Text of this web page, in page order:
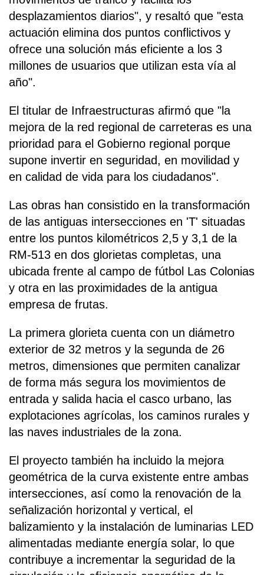
desplazamientos diarios", y resaltó que "esta
actuación elimina dos puntos conflictivos y
ofrece una solución más eficiente a los 3
millones de usuarios que utilizan esta vía al
año".
El titular de Infraestructuras afirmó que "la
mejora de la red regional de carreteras es una
prioridad para el Gobierno regional porque
supone invertir en seguridad, en movilidad y
en calidad de vida para los ciudadanos".
Las obras han consistido en la transformación
de las antiguas intersecciones en 'T' situadas
entre los puntos kilométricos 2,5 y 3,1 de la
RM-513 en dos glorietas completas, una
ubicada frente al campo de fútbol Las Colonias
y otra en las proximidades de la antigua
empresa de frutas.
La primera glorieta cuenta con un diámetro
exterior de 32 metros y la segunda de 26
metros, dimensiones que permiten canalizar
de forma más segura los movimientos de
entrada y salida hacia el casco urbano, las
explotaciones agrícolas, los caminos rurales y
las naves industriales de la zona.
El proyecto también ha incluido la mejora
geométrica de la curva existente entre ambas
intersecciones, así como la renovación de la
señalización horizontal y vertical, el
balizamiento y la instalación de luminarias LED
alimentadas mediante energía solar, lo que
contribuye a incrementar la seguridad de la